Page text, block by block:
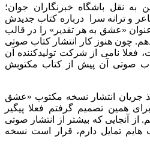
به نقل باشگاه خبرنگاران جوان؛
و ترانه سرا درباره کتاب جدیدش
«عشق به هر تقدیر» را در قالب
چون هنوز کار انتشار کتاب صوتی
فعلا نامی از شرکت تولیدکننده آن
صوتی آن پیش از کتاب مکتوبش
جریان انتشار نسخه مکتوب «عشق
همین تصمیم گرفتم فعلا پیگیر
از آنجایی که بیشتر از انتشار صوتی
هایم تمایل دارم، قرار است نسخه